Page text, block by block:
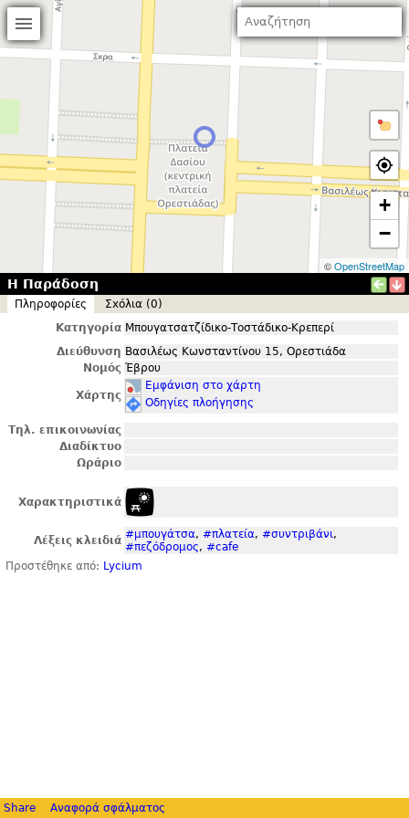
+
−
©OpenStreetMap
Η Παράδοση
Πληροφορίες
Σxόλια (0)
Κατηγορία Μπουγατσατζίδικο-Τοστάδικο-Κρεπερί
Διεύθυνση Βασιλέως Κωνσταντίνου 15, Ορεστιάδα
Νομός Έβρου
Χάρτης
Εμφάνιση στο χάρτη
Οδηγίες πλοήγησης
Τηλ. επικοινωνίας
Διαδίκτυο
Ωράριο
Χαρακτηριστικά
Λέξεις κλειδιά #μπουγάτσα, #πλατεία, #συντριβάνι,
#πεζόδρομος, #cafe
Προστέθηκε από: Lycium
Share Αναφορά σφάλματος